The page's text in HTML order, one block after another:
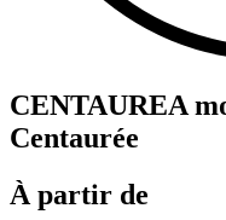
CENTAUREA
Centaurée
À partir de